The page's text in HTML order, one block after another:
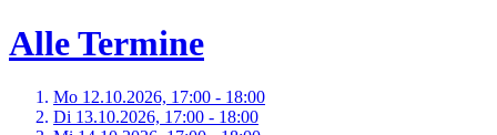
Alle Termine
Mo 12.10.2026, 17:00 - 18:00
Di 13.10.2026, 17:00 - 18:00